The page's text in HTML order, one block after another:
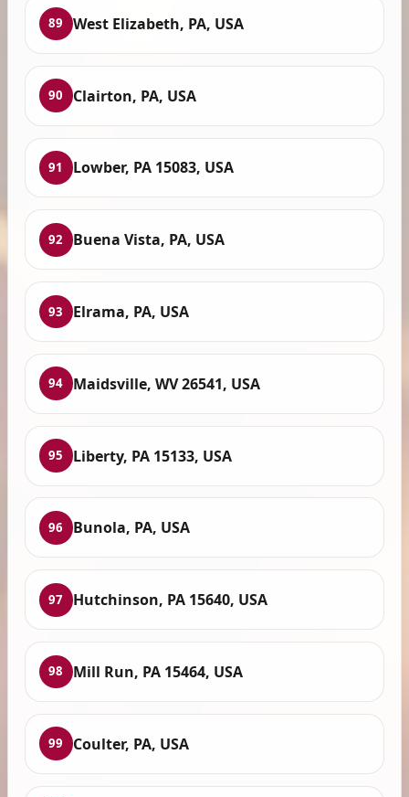
89 West Elizabeth, PA, USA
90 Clairton, PA, USA
91 Lowber, PA 15083, USA
92 Buena Vista, PA, USA
93 Elrama, PA, USA
94 Maidsville, WV 26541, USA
95 Liberty, PA 15133, USA
96 Bunola, PA, USA
97 Hutchinson, PA 15640, USA
98 Mill Run, PA 15464, USA
99 Coulter, PA, USA